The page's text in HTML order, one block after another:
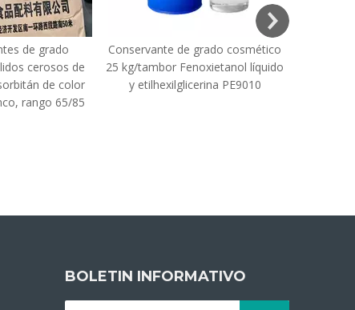
de grado
cerosos de
de color
rango 65/85
Conservante de grado cosmético
25 kg/tambor Fenoxietanol líquido
y etilhexilglicerina PE9010
BOLETIN INFORMATIVO